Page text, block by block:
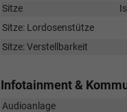
Sitze
Sitze: Lordosenstütze
Sitze: Verstellbarkeit
Infotainment &
Audioanlage